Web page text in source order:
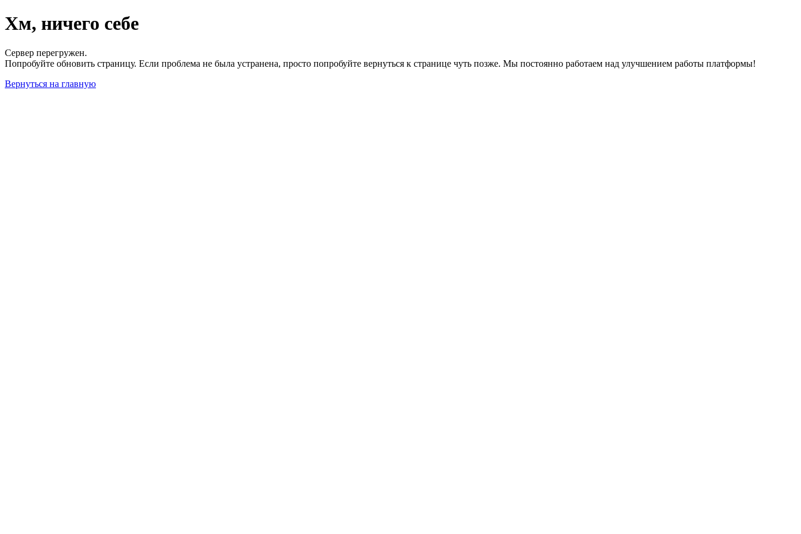
Хм, ничего себе
Сервер перегружен.
Попробуйте обновить страницу. Если проблема не была устранена, просто попробуйте вернуться к странице чуть позже. Мы постоянно работаем над улучшением работы платформы!
Вернуться на главную